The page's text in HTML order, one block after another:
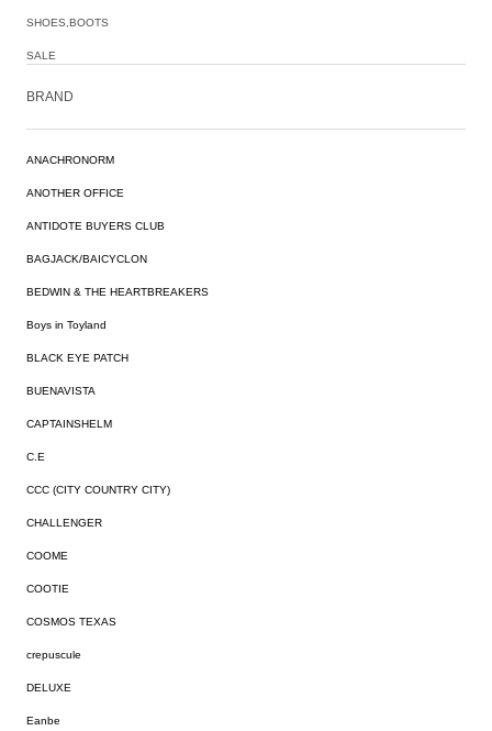
SHOES,BOOTS
SALE
BRAND
ANACHRONORM
ANOTHER OFFICE
ANTIDOTE BUYERS CLUB
BAGJACK/BAICYCLON
BEDWIN & THE HEARTBREAKERS
Boys in Toyland
BLACK EYE PATCH
BUENAVISTA
CAPTAINSHELM
C.E
CCC (CITY COUNTRY CITY)
CHALLENGER
COOME
COOTIE
COSMOS TEXAS
crepuscule
DELUXE
Eanbe